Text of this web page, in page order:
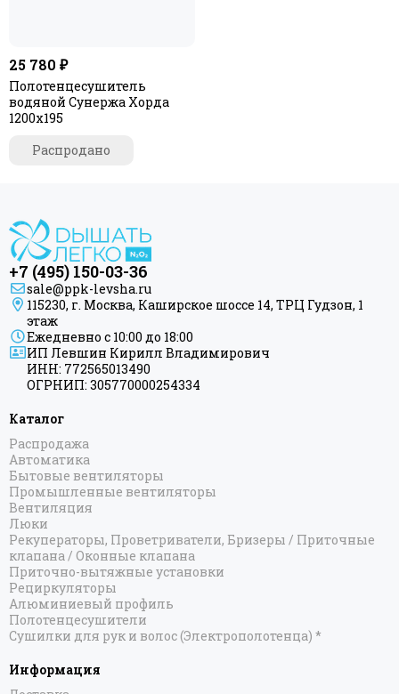
25 780 ₽
Полотенцесушитель
водяной Сунержа Хорда
1200х195
Распродано
+7 (495) 150-03-36
sale@ppk-levsha.ru
115230, г. Москва, Каширское шоссе 14, ТРЦ Гудзон, 1
этаж
Ежедневно с 10:00 до 18:00
ИП Левшин Кирилл Владимирович
ИНН: 772565013490
ОГРНИП: 305770000254334
Каталог
Распродажа
Автоматика
Бытовые вентиляторы
Промышленные вентиляторы
Вентиляция
Люки
Рекуператоры, Проветриватели, Бризеры / Приточные
клапана / Оконные клапана
Приточно-вытяжные установки
Рециркуляторы
Алюминиевый профиль
Полотенцесушители
Сушилки для рук и волос (Электрополотенца) *
Информация